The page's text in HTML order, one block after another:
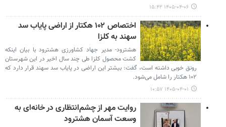
۱۴۰۵-۰۴-۰۶ ۱۵:۴۲
اختصاص ۱۰۲ هکتار از اراضی پایاب سد
سهند به کلزا
هشترود- مدیر جهاد کشاورزی هشترود با بیان اینکه
کشت محصول کلزا طی چند سال اخیر در این شهرستان
رونق خوبی داشته است، گفت: بیشتر این اراضی در پایاب سد سهند قرار دارد که
۱۰۲ هکتار را شامل می‌شود.
۱۴۰۵-۰۴-۰۱ ۱۰:۵۷
روایت مهر از چشم‌انتظاری در خانه‌ای به
وسعت آسمان هشترود